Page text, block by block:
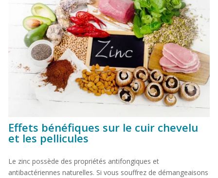
Effets bénéfiques sur le cuir chevelu
et les pellicules
Le zinc possède des propriétés antifongiques et
antibactériennes naturelles. Si vous souffrez de démangeaisons